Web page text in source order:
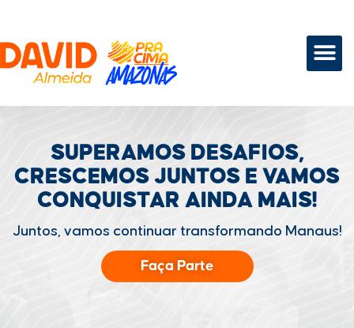
SUPERAMOS DESAFIOS,
CRESCEMOS JUNTOS E VAMOS
CONQUISTAR AINDA MAIS!
Juntos, vamos continuar transformando Manaus!
Faça Parte